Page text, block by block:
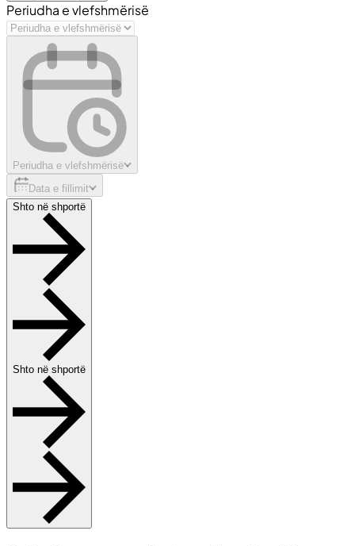
Periudha e vlefshmërisë
Periudha e vlefshmërisë
Data e fillimit
Shto në shportë
Shto në shportë